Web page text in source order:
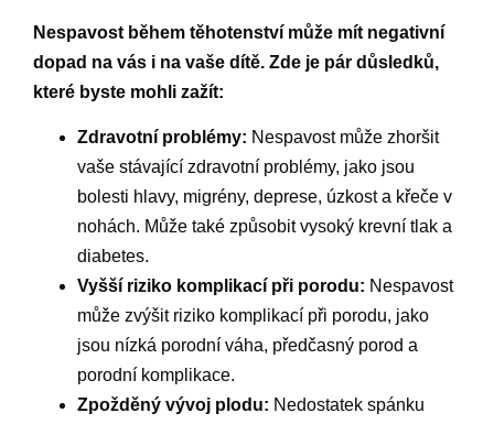
Nespavost během těhotenství může mít negativní
dopad na vás i na vaše dítě. Zde je pár důsledků,
které byste mohli zažít:
Zdravotní problémy: Nespavost může zhoršit
vaše stávající zdravotní problémy, jako jsou
bolesti hlavy, migrény, deprese, úzkost a křeče v
nohách. Může také způsobit vysoký krevní tlak a
diabetes.
Vyšší riziko komplikací při porodu: Nespavost
může zvýšit riziko komplikací při porodu, jako
jsou nízká porodní váha, předčasný porod a
porodní komplikace.
Zpožděný vývoj plodu: Nedostatek spánku